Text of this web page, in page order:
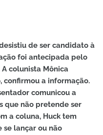
de ser candidato à
foi antecipada pelo
colunista Mônica
confirmou a informação.
comunicou a
que não pretende ser
a coluna, Huck tem
se lançar ou não